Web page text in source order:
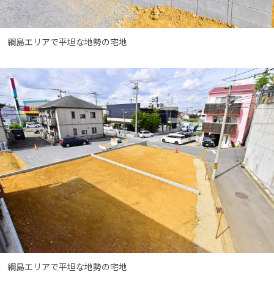
綱島エリアで平坦な地勢の宅地
綱島エリアで平坦な地勢の宅地